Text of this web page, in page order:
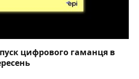
цифрового гаманця в